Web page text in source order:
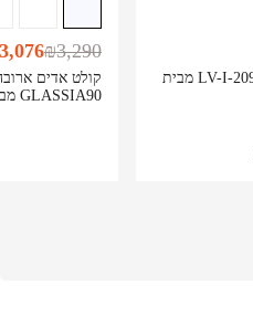
קולט אדים אי ברוחב 40 ס"מ דגם LV-I-209 מבית
GLASSIA90 מבית Bompani
₪3,290